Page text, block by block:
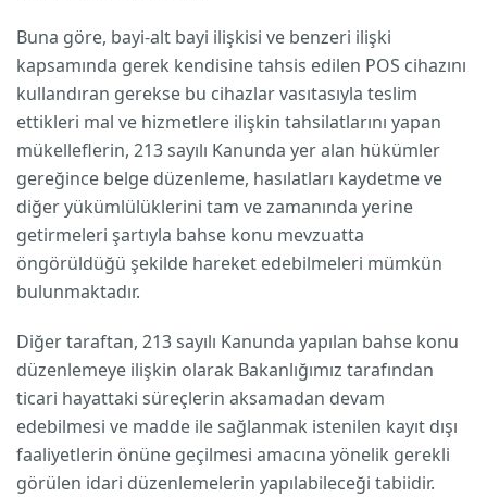
Buna göre, bayi-alt bayi ilişkisi ve benzeri ilişki
kapsamında gerek kendisine tahsis edilen POS cihazını
kullandıran gerekse bu cihazlar vasıtasıyla teslim
ettikleri mal ve hizmetlere ilişkin tahsilatlarını yapan
mükelleflerin, 213 sayılı Kanunda yer alan hükümler
gereğince belge düzenleme, hasılatları kaydetme ve
diğer yükümlülüklerini tam ve zamanında yerine
getirmeleri şartıyla bahse konu mevzuatta
öngörüldüğü şekilde hareket edebilmeleri mümkün
bulunmaktadır.
Diğer taraftan, 213 sayılı Kanunda yapılan bahse konu
düzenlemeye ilişkin olarak Bakanlığımız tarafından
ticari hayattaki süreçlerin aksamadan devam
edebilmesi ve madde ile sağlanmak istenilen kayıt dışı
faaliyetlerin önüne geçilmesi amacına yönelik gerekli
görülen idari düzenlemelerin yapılabileceği tabiidir.